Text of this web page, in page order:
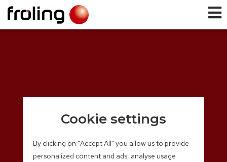
Cookie settings
By clicking on "Accept All" you allow us to provide
personalized content and ads, analyse usage